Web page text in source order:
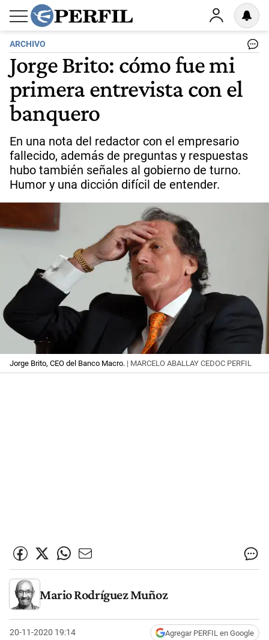
ARCHIVO
Jorge Brito: cómo fue mi
primera entrevista con el
banquero
En una nota del redactor con el empresario
fallecido, además de preguntas y respuestas
hubo también señales al gobierno de turno.
Humor y una dicción difícil de entender.
Jorge Brito, CEO del Banco Macro. | MARCELO ABALLAY CEDOC PERFIL
Mario Rodríguez Muñoz
20-11-2020 19:14 Agregar PERFIL en Google